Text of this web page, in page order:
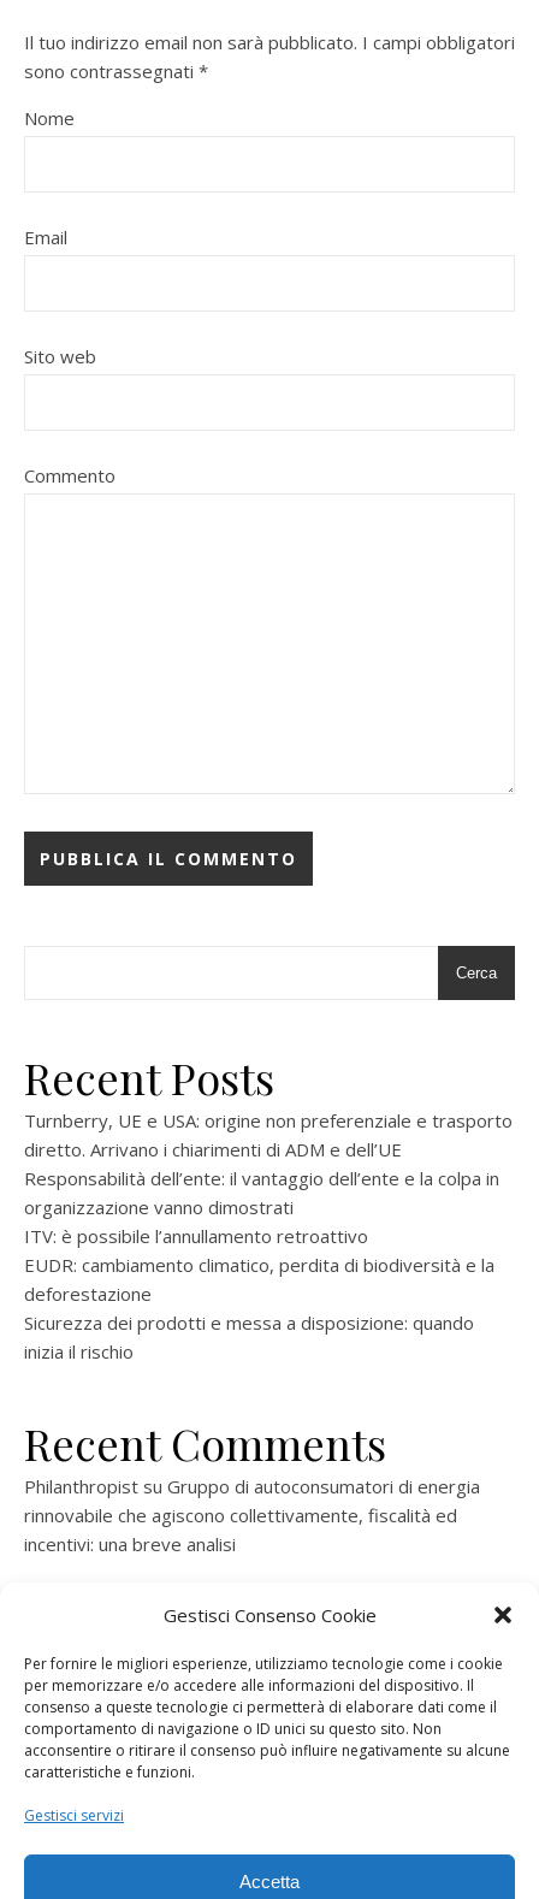
Gestisci Consenso Cookie
Per fornire le migliori esperienze, utilizziamo tecnologie come i cookie
per memorizzare e/o accedere alle informazioni del dispositivo. Il
consenso a queste tecnologie ci permetterà di elaborare dati come il
comportamento di navigazione o ID unici su questo sito. Non
acconsentire o ritirare il consenso può influire negativamente su alcune
caratteristiche e funzioni.
Gestisci servizi
Accetta
Il tuo indirizzo email non sarà pubblicato. I campi obbligatori
sono contrassegnati *
Nome
Email
Sito web
Commento
Cerca
Recent Posts
Turnberry, UE e USA: origine non preferenziale e trasporto
diretto. Arrivano i chiarimenti di ADM e dell’UE
Responsabilità dell’ente: il vantaggio dell’ente e la colpa in
organizzazione vanno dimostrati
ITV: è possibile l’annullamento retroattivo
EUDR: cambiamento climatico, perdita di biodiversità e la
deforestazione
Sicurezza dei prodotti e messa a disposizione: quando
inizia il rischio
Recent Comments
Philanthropist su Gruppo di autoconsumatori di energia
rinnovabile che agiscono collettivamente, fiscalità ed
incentivi: una breve analisi
rinnovabile che agiscono collettivamente, fiscalità ed
ramatogelsuGruppo di autoconsumatori di energia
rinnovabile che agiscono collettivamente, fiscalità ed
incentivi: una breve analisi
consorzio per la produzione di energia elettrica